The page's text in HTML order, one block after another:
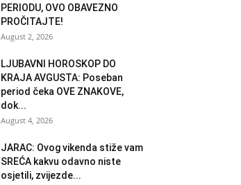
PERIODU, OVO OBAVEZNO
PROČITAJTE!
August 2, 2026
LJUBAVNI HOROSKOP DO
KRAJA AVGUSTA: Poseban
period čeka OVE ZNAKOVE,
dok...
August 4, 2026
JARAC: Ovog vikenda stiže vam
SREĆA kakvu odavno niste
osjetili, zvijezde...